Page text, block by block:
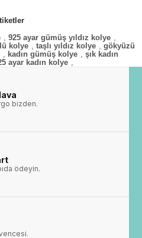
, 925 ayar gümüş yıldız kolye ,
kolye , taşlı yıldız kolye , gökyüzü
, kadın gümüş kolye , şık kadın
ayar kadın kolye ,
bizden.
ödeyin.